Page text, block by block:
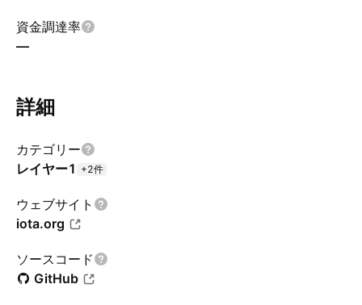
資金調達率
—
詳細
カテゴリー
レイヤー1 +2件
ウェブサイト
iota.org
ソースコード
GitHub